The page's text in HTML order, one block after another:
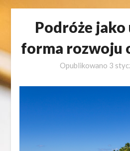
Podróże
forma rozwoju
Opublikowano 3